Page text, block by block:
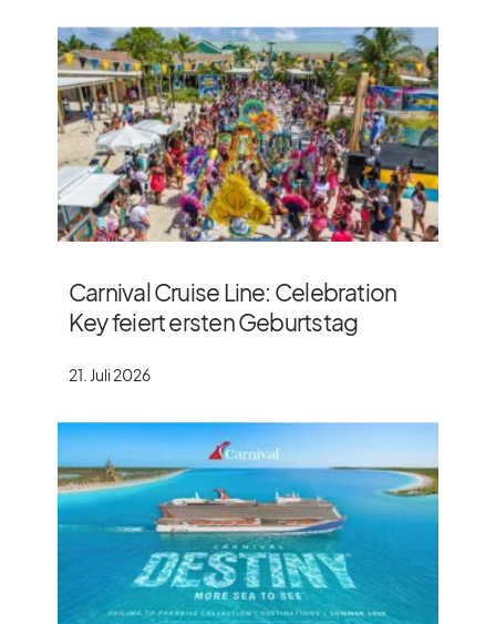
Carnival Cruise Line: Celebration
Key feiert ersten Geburtstag
21. Juli 2026